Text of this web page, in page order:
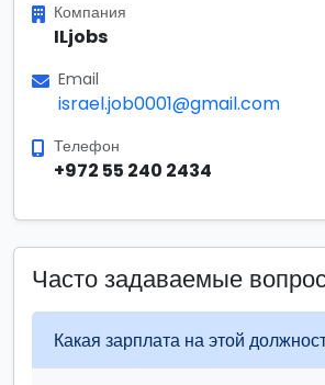
Компания
ILjobs
Email
israel.job0001@gmail.com
Телефон
+972 55 240 2434
Часто задаваемые
Какая зарплата на этой